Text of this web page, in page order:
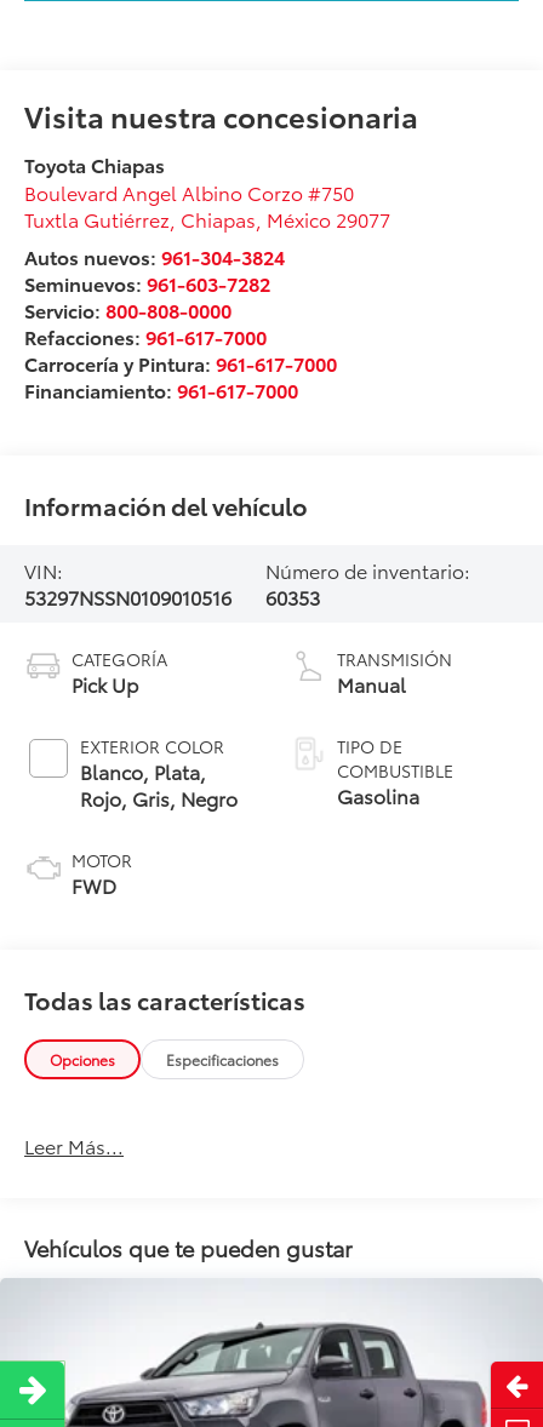
Visita nuestra concesionaria
Toyota Chiapas
Boulevard Angel Albino Corzo #750
Tuxtla Gutiérrez Chiapas , México 29077
Autos nuevos:961-304-3824
Seminuevos:961-603-7282
Servicio:800-808-0000
Refacciones:961-617-7000
Carrocería y Pintura:961-617-7000
Financiamiento:961-617-7000
Información del vehículo
VIN:
53297NSSN0109010516
Número de inventario:
60353
CATEGORÍA
Pick Up
EXTERIOR COLOR
Blanco, Plata,
Rojo, Gris, Negro
MOTOR
FWD
TRANSMISIÓN
Manual
TIPO DE
COMBUSTIBLE
Gasolina
Todas las características
Opciones Especificaciones
Leer Más...
Vehículos que te pueden gustar